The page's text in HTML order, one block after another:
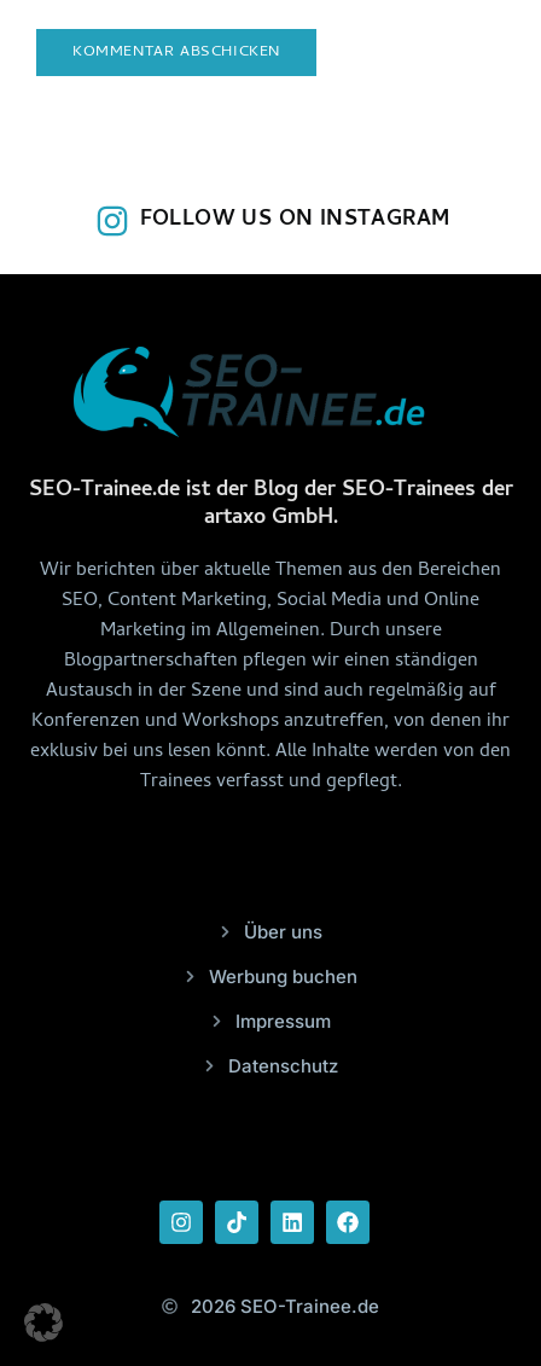
FOLLOW US ON INSTAGRAM
SEO-Trainee.de ist der Blog der SEO-Trainees der
artaxo GmbH.
Wir berichten über aktuelle Themen aus den Bereichen
SEO, Content Marketing, Social Media und Online
Marketing im Allgemeinen. Durch unsere
Blogpartnerschaften pflegen wir einen ständigen
Austausch in der Szene und sind auch regelmäßig auf
Konferenzen und Workshops anzutreffen, von denen ihr
exklusiv bei uns lesen könnt. Alle Inhalte werden von den
Trainees verfasst und gepflegt.
Über uns
Werbung buchen
Impressum
Datenschutz
2026 SEO-Trainee.de